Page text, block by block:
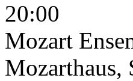
20:00
Mozart
Mozarthaus,